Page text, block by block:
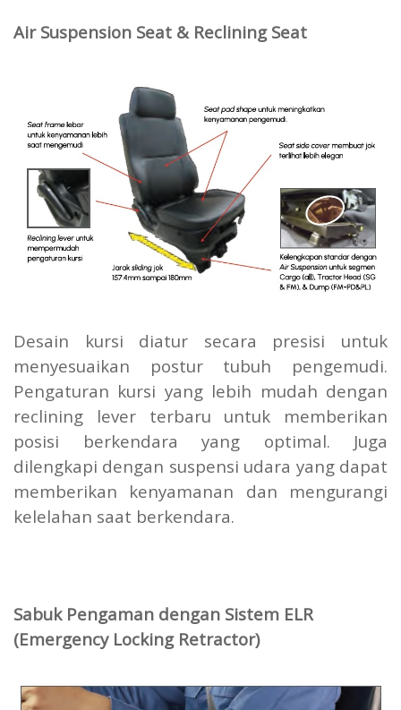
Air Suspension Seat & Reclining Seat
Desain kursi diatur secara presisi untuk
menyesuaikan postur tubuh pengemudi.
Pengaturan kursi yang lebih mudah dengan
reclining lever terbaru untuk memberikan
posisi berkendara yang optimal. Juga
dilengkapi dengan suspensi udara yang dapat
memberikan kenyamanan dan mengurangi
kelelahan saat berkendara.
Sabuk Pengaman dengan Sistem ELR
(Emergency Locking Retractor)